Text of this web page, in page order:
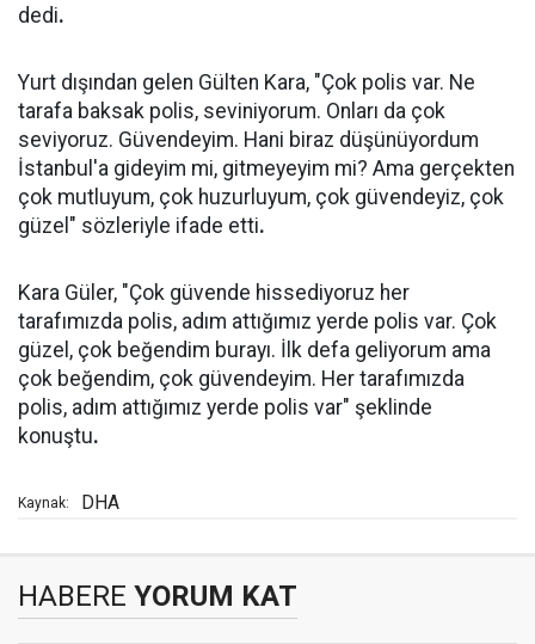
dedi.
Yurt dışından gelen Gülten Kara, "Çok polis var. Ne
tarafa baksak polis, seviniyorum. Onları da çok
seviyoruz. Güvendeyim. Hani biraz düşünüyordum
İstanbul'a gideyim mi, gitmeyeyim mi? Ama gerçekten
çok mutluyum, çok huzurluyum, çok güvendeyiz, çok
güzel" sözleriyle ifade etti.
Kara Güler, "Çok güvende hissediyoruz her
tarafımızda polis, adım attığımız yerde polis var. Çok
güzel, çok beğendim burayı. İlk defa geliyorum ama
çok beğendim, çok güvendeyim. Her tarafımızda
polis, adım attığımız yerde polis var" şeklinde
konuştu.
Kaynak: DHA
HABERE YORUM KAT